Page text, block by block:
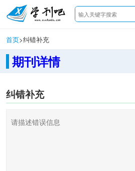
首页>纠错补充
期刊详情
纠错补充